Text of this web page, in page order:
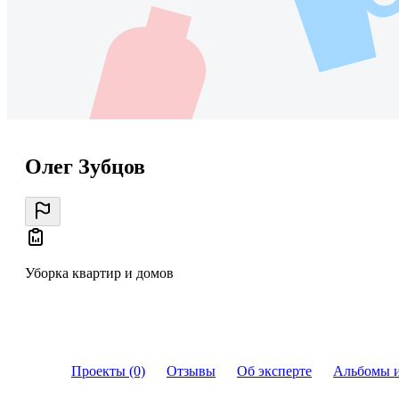
Олег Зубцов
Уборка квартир и домов
Проекты (0) Отзывы Об эксперте Альбомы